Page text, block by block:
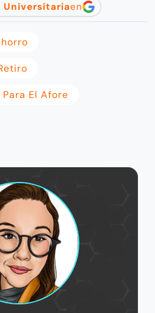
Universitariaen
El Afore